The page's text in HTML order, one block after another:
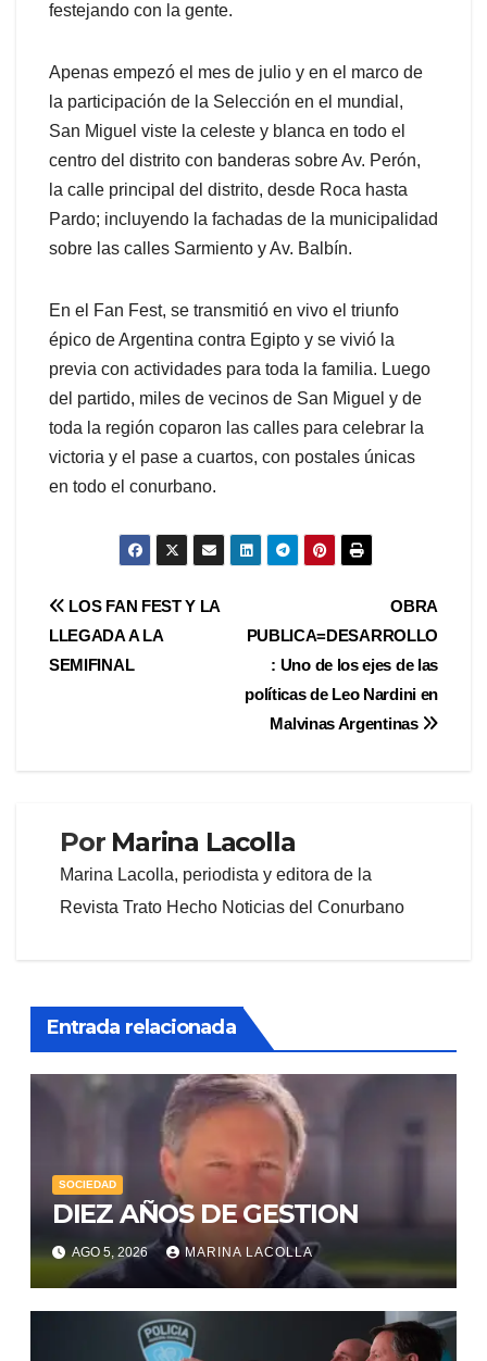
festejando con la gente.
Apenas empezó el mes de julio y en el marco de
la participación de la Selección en el mundial,
San Miguel viste la celeste y blanca en todo el
centro del distrito con banderas sobre Av. Perón,
la calle principal del distrito, desde Roca hasta
Pardo; incluyendo la fachadas de la municipalidad
sobre las calles Sarmiento y Av. Balbín.
En el Fan Fest, se transmitió en vivo el triunfo
épico de Argentina contra Egipto y se vivió la
previa con actividades para toda la familia. Luego
del partido, miles de vecinos de San Miguel y de
toda la región coparon las calles para celebrar la
victoria y el pase a cuartos, con postales únicas
en todo el conurbano.
Navegación
de
OBRA
PUBLICA=DESARROLLO
: Uno de los ejes de las
políticas de Leo Nardini en
Malvinas Argentinas
LOS FAN FEST Y LA
LLEGADA A LA
SEMIFINAL
Por Marina Lacolla
Marina Lacolla, periodista y editora de la
Revista Trato Hecho Noticias del Conurbano
Entrada relacionada
SOCIEDAD
DIEZ AÑOS DE GESTION
AGO 5, 2026 MARINA LACOLLA